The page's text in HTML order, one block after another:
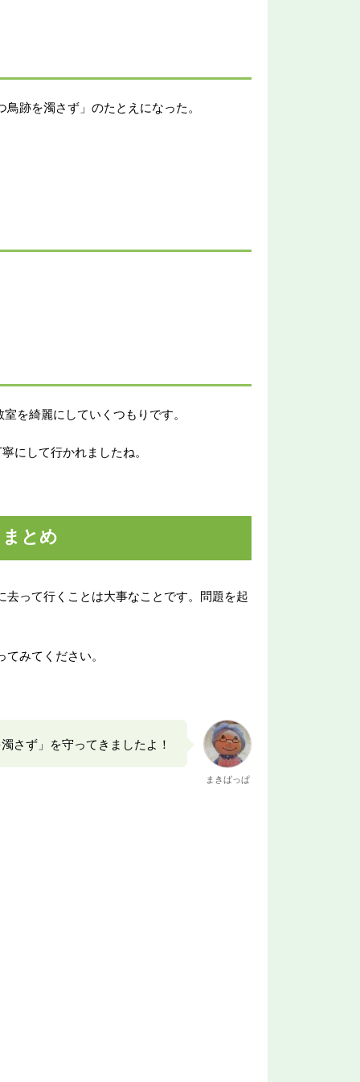
跡を濁さず」のたとえになった。
を綺麗にしていくつもりです。
にして行かれましたね。
とめ
って行くことは大事なことです。問題を起
みてください。
さず」を守ってきましたよ！
まきばっぱ